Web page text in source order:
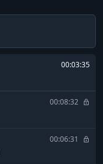
00:03:35
00:08:32
00:06:31